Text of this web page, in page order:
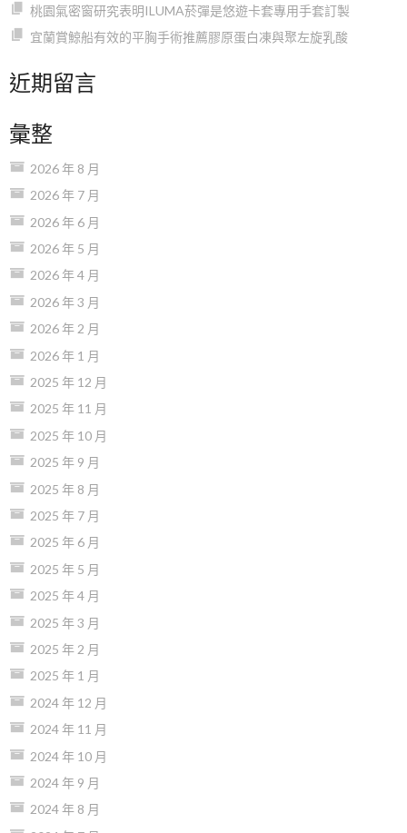
桃園氣密窗研究表明ILUMA菸彈是悠遊卡套專用手套訂製
宜蘭賞鯨船有效的平胸手術推薦膠原蛋白凍與聚左旋乳酸
近期留言
彙整
2026 年 8 月
2026 年 7 月
2026 年 6 月
2026 年 5 月
2026 年 4 月
2026 年 3 月
2026 年 2 月
2026 年 1 月
2025 年 12 月
2025 年 11 月
2025 年 10 月
2025 年 9 月
2025 年 8 月
2025 年 7 月
2025 年 6 月
2025 年 5 月
2025 年 4 月
2025 年 3 月
2025 年 2 月
2025 年 1 月
2024 年 12 月
2024 年 11 月
2024 年 10 月
2024 年 9 月
2024 年 8 月